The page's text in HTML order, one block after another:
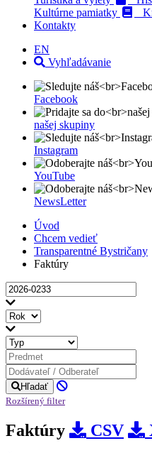
Kultúrne pamiatky
Kontakty
EN
Vyhľadávanie
Facebook
našej skupiny
Instagram
YouTube
NewsLetter
Úvod
Chcem vedieť
Transparentné Bystričany
Faktúry
Hľadať
Rozšírený filter
Faktúry CSV